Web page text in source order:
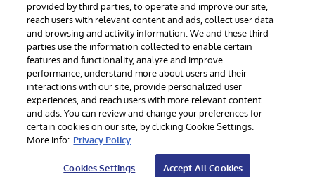
© 1996-2026 InterSystems Corporation, Boston, MA. Všechna práva
vyhrazena.
Oznámení/podmínky a pravidla
Prohlášení o ochraně osobních údajů
Záruka Přístupnost
provided by third parties, to operate and improve our site,
reach users with relevant content and ads, collect user data
and browsing and activity information. We and these third
parties use the information collected to enable certain
features and functionality, analyze and improve
performance, understand more about users and their
interactions with our site, provide personalized user
experiences, and reach users with more relevant content
and ads. You can review and change your preferences for
certain cookies on our site, by clicking Cookie Settings.
More info: Privacy Policy
Cookies Settings Accept All Cookies